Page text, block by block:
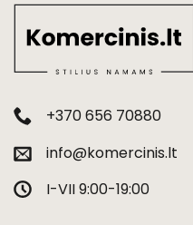
+370 656 70880
info@komercinis.lt
I-VII 9:00-19:00